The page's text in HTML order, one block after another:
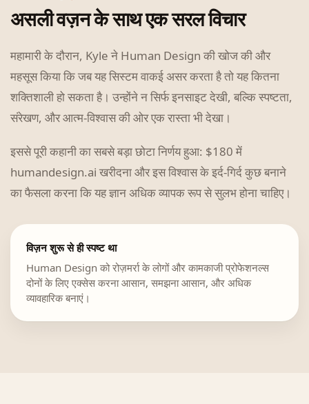
असली वज़न के साथ एक सरल विचार
महामारी के दौरान, Kyle ने Human Design की खोज की और
महसूस किया कि जब यह सिस्टम वाकई असर करता है तो यह कितना
शक्तिशाली हो सकता है। उन्होंने न सिर्फ इनसाइट देखी, बल्कि स्पष्टता,
संरेखण, और आत्म-विश्वास की ओर एक रास्ता भी देखा।
इससे पूरी कहानी का सबसे बड़ा छोटा निर्णय हुआ: $180 में
humandesign.ai खरीदना और इस विश्वास के इर्द-गिर्द कुछ बनाने
का फैसला करना कि यह ज्ञान अधिक व्यापक रूप से सुलभ होना चाहिए।
विज़न शुरू से ही स्पष्ट था
Human Design को रोज़मर्रा के लोगों और कामकाजी प्रोफेशनल्स
दोनों के लिए एक्सेस करना आसान, समझना आसान, और अधिक
व्यावहारिक बनाएं।